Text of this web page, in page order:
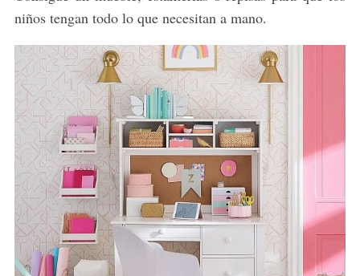
niños tengan todo lo que necesitan a mano.